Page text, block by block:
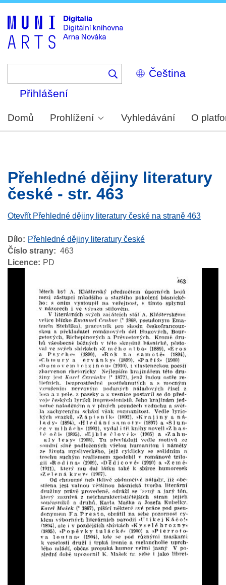
Select
your
Přihlášení
Domů Prohlížení Vyhledávání O
Přehledné dějiny literatury
české - str. 463
Otevřít Přehledné dějiny literatury české na straně 463
Dílo
Přehledné dějiny literatury české
Číslo strany
463
Licence
PD